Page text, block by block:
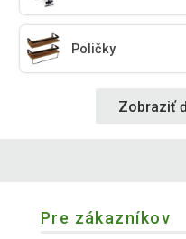
Poličky
Zobraziť
Pre zákazníkov